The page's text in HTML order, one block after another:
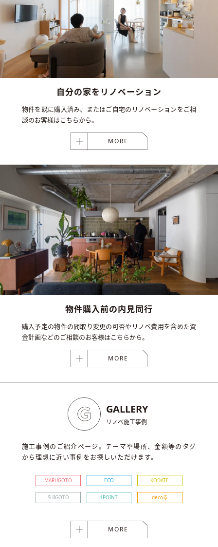
自分の家を リノベーション
物件を既に購入済み、またはご自宅のリノベーションをご相
談のお客様はこちらから。
MORE
物件購入前の内見同行
購入予定の物件の間取り変更の可否やリノベ費用を含めた資
金計画などのご相談のお客様はこちらから。
MORE
GALLERY
リノベ施工事例
施工事例のご紹介ページ。テーマや場所、金額等のタグ
から理想に近い事例をお探しいただけます。
MARUGOTO ECO KODATE
SHIGOTO 1POINT decoる
MORE